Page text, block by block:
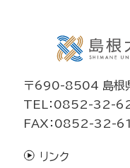
〒690-8504 島根
TEL：0852-32-
FAX：0852-32-
リンク